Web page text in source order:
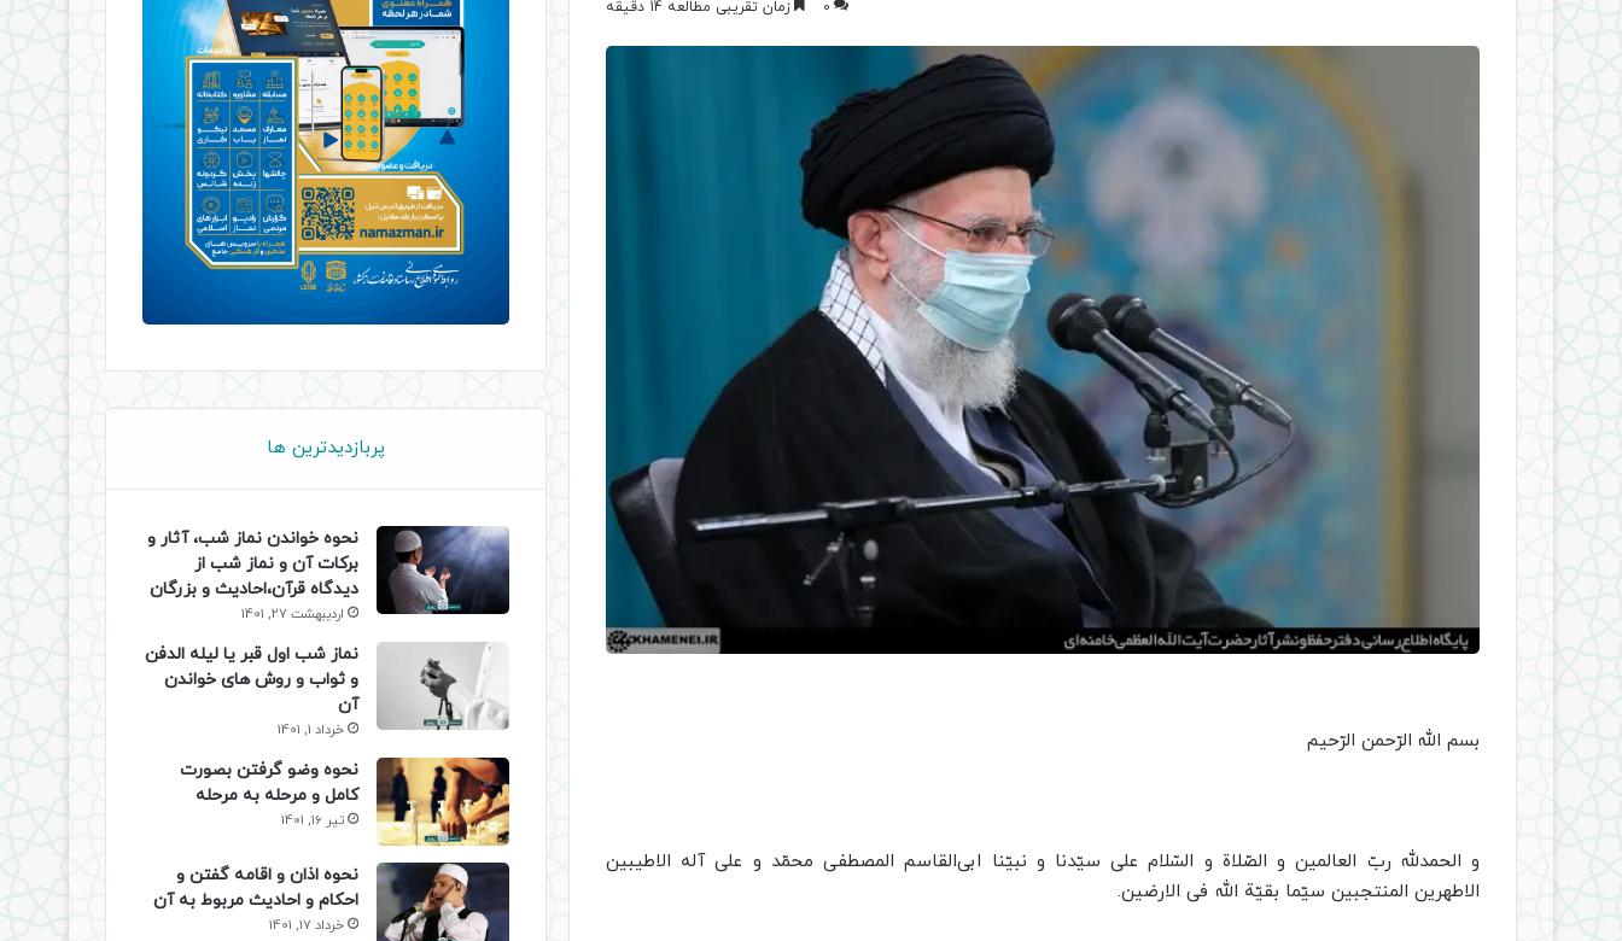
0 زمان تقریبی مطالعه 14 دقیقه
بسم الله الرّحمن الرّحیم
و الحمدلله ربّ العالمین و الصّلاة و السّلام علی سیّدنا و نبیّنا ابی‌القاسم المصطفی محمّد و علی آله الاطیبین
الاطهرین المنتجبین سیّما بقیّة الله فی الارضین.
پربازدیدترین ها
نحوه خواندن نماز شب، آثار و
برکات آن و نماز شب از
دیدگاه قرآن،احادیث و بزرگان
اردیبهشت 27, 1401
نماز شب اول قبر یا لیله الدفن
و ثواب و روش های خواندن
آن
خرداد 1, 1401
نحوه وضو گرفتن بصورت
کامل و مرحله به مرحله
تیر 16, 1401
نحوه اذان و اقامه گفتن و
احکام و احادیث مربوط به آن
خرداد 17, 1401